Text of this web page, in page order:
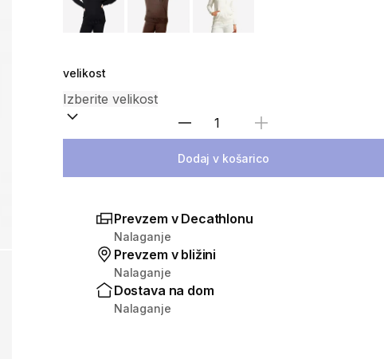
velikost
Izberite količino
Dodaj v košarico
Prevzem v Decathlonu
Nalaganje
Prevzem v bližini
Nalaganje
Dostava na dom
Nalaganje